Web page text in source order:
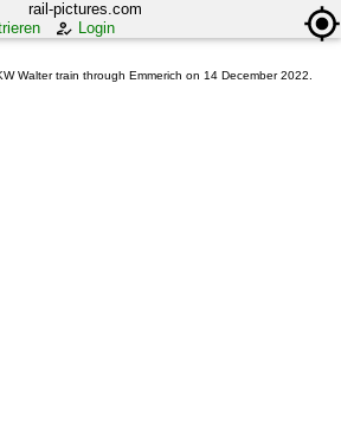
rail-pictures.com
Login
Walter train through Emmerich on 14 December 2022.